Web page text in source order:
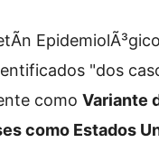
"dos
como Variante
como Estados